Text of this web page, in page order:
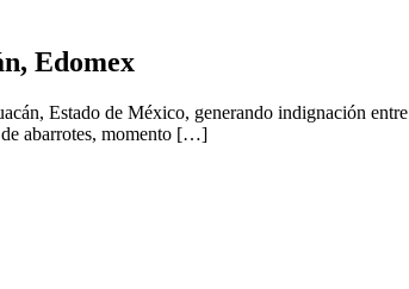
Edomex
Estado de México, generando indignación entre
de abarrotes, momento […]